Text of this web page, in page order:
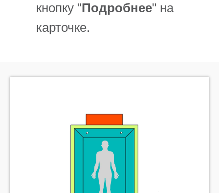
кнопку "Подробнее" на
карточке.